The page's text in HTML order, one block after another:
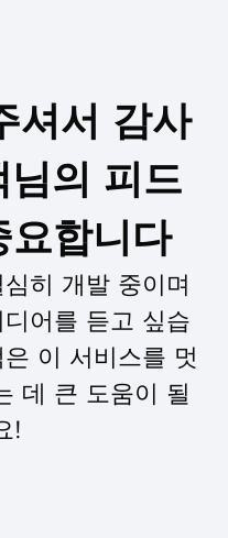
셔서 감사
의 피드
합니다
히 개발 중이며
어를 듣고 싶습
이 서비스를 멋
데 큰 도움이 될
!